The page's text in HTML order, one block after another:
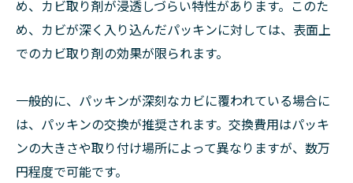
め、カビ取り剤が浸透しづらい特性があります。このた
め、カビが深く入り込んだパッキンに対しては、表面上
でのカビ取り剤の効果が限られます。
一般的に、パッキンが深刻なカビに覆われている場合に
は、パッキンの交換が推奨されます。交換費用はパッキ
ンの大きさや取り付け場所によって異なりますが、数万
円程度で可能です。